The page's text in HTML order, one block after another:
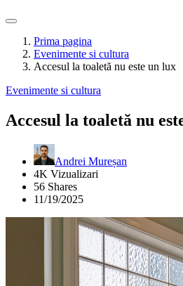
Prima pagina
Evenimente si cultura
Accesul la toaletă nu este un lux
Evenimente si cultura
Accesul la toaletă nu
Andrei Mureșan
4K Vizualizari
56 Shares
11/19/2025